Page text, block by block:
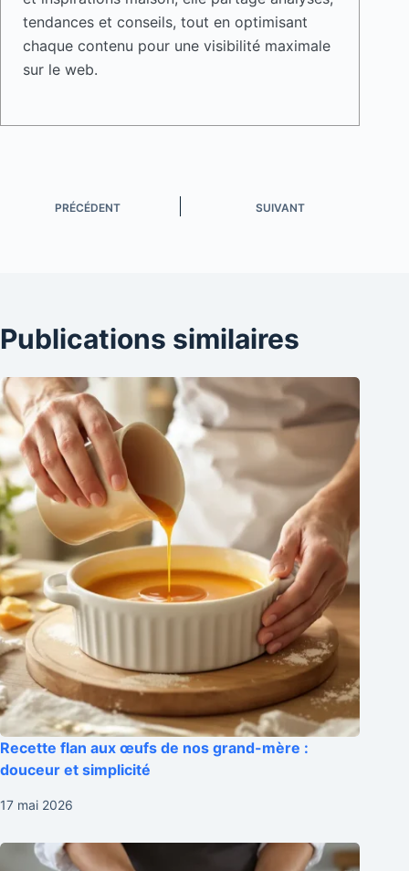
tendances et conseils, tout en optimisant
chaque contenu pour une visibilité maximale
sur le web.
PRÉCÉDENT SUIVANT
Publications similaires
Recette flan aux œufs de nos grand-mère :
douceur et simplicité
17 mai 2026